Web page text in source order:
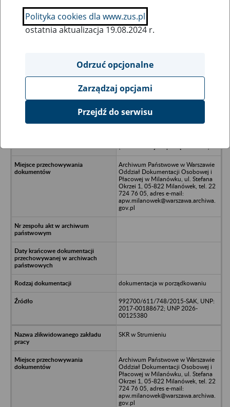
SZUKAJ
Ukryj wszystkie pozycje bazy
ARNIE A.R. Niewiadomscy Spółka
Archiwum Państwowe w Warszawie
Oddział Dokumentacji Osobowej i
Płacowej w Milanówku, ul. Stefana
Okrzei 1, 05-822 Milanówek, tel. 22
724 76 05, adres e-mail:
apw.milanowek@warszawa.archiwa.
gov.pl
dokumentacja w porządkowaniu
992700/611/748/2015-SAK, UNP:
2017-00188672; UNP 2026-
00125380
SKR w Strumieniu
Archiwum Państwowe w Warszawie
Oddział Dokumentacji Osobowej i
Płacowej w Milanówku, ul. Stefana
Okrzei 1, 05-822 Milanówek, tel. 22
724 76 05, adres e-mail:
apw.milanowek@warszawa.archiwa.
gov.pl
Polityka cookies dla www.zus.pl
ostatnia aktualizacja 19.08.2024 r.
Odrzuć opcjonalne
Zarządzaj opcjami
Przejdź do serwisu